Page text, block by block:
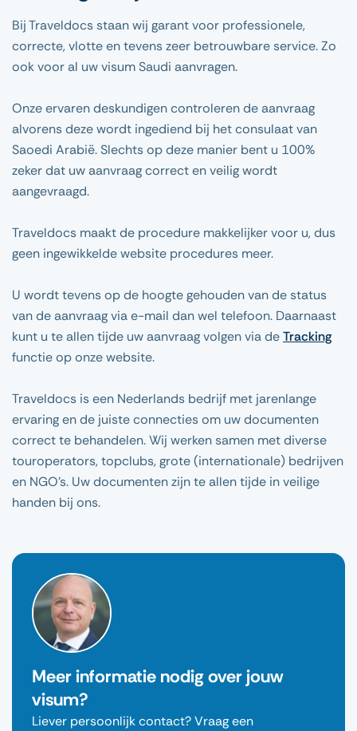
Bij Traveldocs staan wij garant voor professionele,
correcte, vlotte en tevens zeer betrouwbare service. Zo
ook voor al uw visum Saudi aanvragen.
Onze ervaren deskundigen controleren de aanvraag
alvorens deze wordt ingediend bij het consulaat van
Saoedi Arabië. Slechts op deze manier bent u 100%
zeker dat uw aanvraag correct en veilig wordt
aangevraagd.
Traveldocs maakt de procedure makkelijker voor u, dus
geen ingewikkelde website procedures meer.
U wordt tevens op de hoogte gehouden van de status
van de aanvraag via e-mail dan wel telefoon. Daarnaast
kunt u te allen tijde uw aanvraag volgen via deTracking
functie op onze website.
Traveldocs is een Nederlands bedrijf met jarenlange
ervaring en de juiste connecties om uw documenten
correct te behandelen. Wij werken samen met diverse
touroperators, topclubs, grote (internationale) bedrijven
en NGO’s. Uw documenten zijn te allen tijde in veilige
handen bij ons.
Meer informatie nodig over jouw
visum?
Liever persoonlijk contact? Vraag een